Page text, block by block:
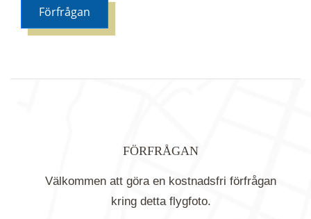
Förfrågan
FÖRFRÅGAN
Välkommen att göra en kostnadsfri förfrågan
kring detta flygfoto.